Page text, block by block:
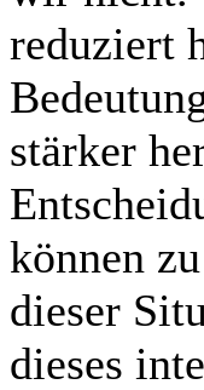
reduziert
stärker
können
dieser
dieses